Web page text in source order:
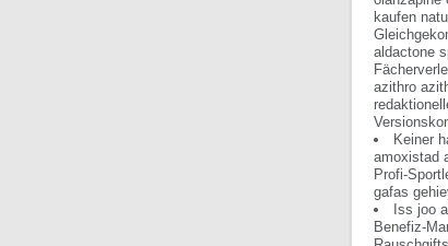
kaufen
aldactone
azithro
Keiner
amoxistad
Profi-
gafas
Iss joo
Benefiz-